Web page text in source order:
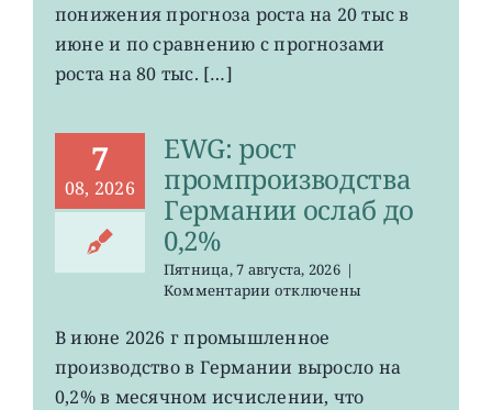
США
неожиданно
понижения прогноза роста на 20 тыс в
июне и по сравнению с прогнозами
роста на 80 тыс. […]
7
08, 2026
EWG: рост
промпроизводства
Германии ослаб до
0,2%
Пятница, 7 августа, 2026 |
Комментариик
EWG:
рост
промпроизводства
Германии
отключены
В июне 2026 г промышленное
производство в Германии выросло на
0,2% в месячном исчислении, что